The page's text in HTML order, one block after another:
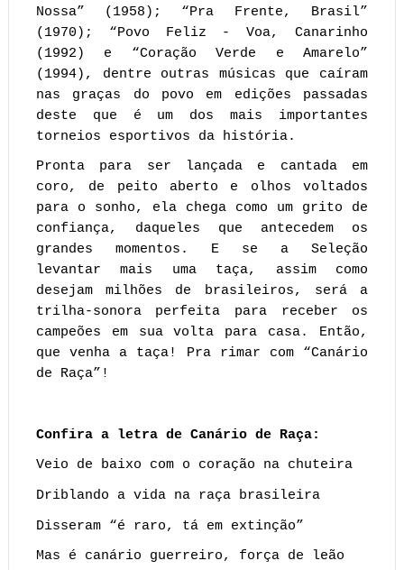
Nossa” (1958); “Pra Frente, Brasil”
(1970); “Povo Feliz - Voa, Canarinho
(1992) e “Coração Verde e Amarelo”
(1994), dentre outras músicas que caíram
nas graças do povo em edições passadas
deste que é um dos mais importantes
torneios esportivos da história.
Pronta para ser lançada e cantada em
coro, de peito aberto e olhos voltados
para o sonho, ela chega como um grito de
confiança, daqueles que antecedem os
grandes momentos. E se a Seleção
levantar mais uma taça, assim como
desejam milhões de brasileiros, será a
trilha-sonora perfeita para receber os
campeões em sua volta para casa. Então,
que venha a taça! Pra rimar com “Canário
de Raça”!
Confira a letra de Canário de Raça:
Veio de baixo com o coração na chuteira
Driblando a vida na raça brasileira
Disseram “é raro, tá em extinção”
Mas é canário guerreiro, força de leão